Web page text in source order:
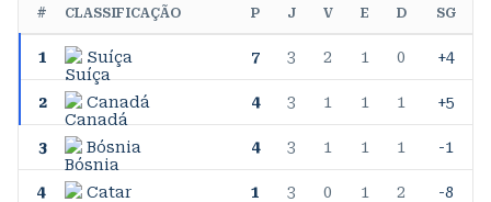
# CLASSIFICAÇÃO P J V E D SG
1 Suíça 7 3 2 1 0 +4
2 Canadá 4 3 1 1 1 +5
3 Bósnia 4 3 1 1 1 -1
4 Catar 1 3 0 1 2 -8